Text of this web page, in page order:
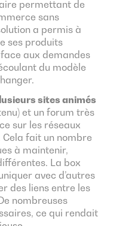
permettant de
sans
a permis à
ses produits
aux demandes
du modèle
sites animés
et un forum très
sur les réseaux
fait un nombre
à maintenir,
La box
avec d’autres
des liens entre les
nombreuses
ce qui rendait